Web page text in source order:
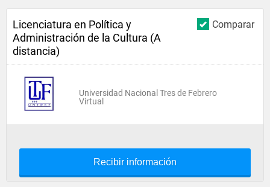
Comparar
Licenciatura en Política y
Administración de la Cultura (A
distancia)
Universidad Nacional Tres de Febrero
Virtual
Recibir información